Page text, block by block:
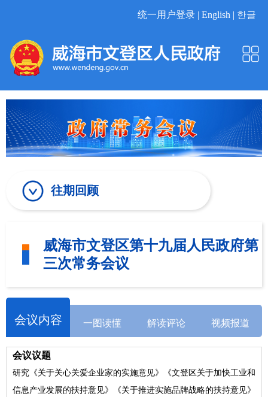
统一用户登录 | English | 한글
往期回顾
威海市文登区第十九届人民政府第
三次常务会议
会议内容 一图读懂 解读评论 视频报道
会议议题
研究《关于关心关爱企业家的实施意见》《文登区关于加快工业和
信息产业发展的扶持意见》《关于推进实施品牌战略的扶持意见》